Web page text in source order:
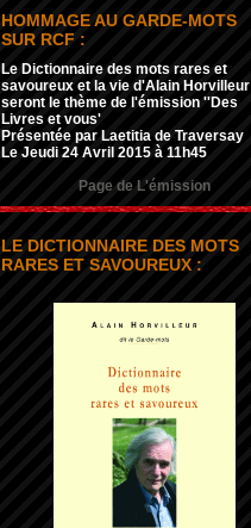
HOMMAGE AU GARDE-MOTS
SUR RCF :
Le Dictionnaire des mots rares et
savoureux et la vie d'Alain Horvilleur
seront le thème de l'émission ''Des
Livres et vous'
Présentée par Laetitia de Traversay
Le Jeudi 24 Avril 2015 à 11h45
Page de L'émission
LE DICTIONNAIRE DES MOTS
RARES ET SAVOUREUX :